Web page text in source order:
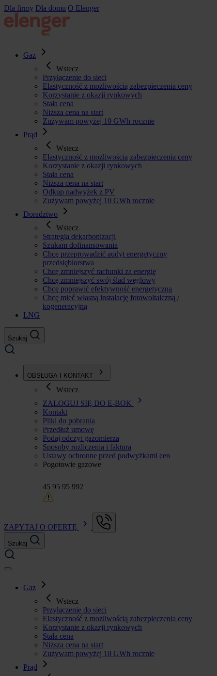
Przejdź
do
treści
Dla firmy Dla domu O Elenger
Gaz
Wstecz
Przyłączenie do sieci
Elastyczność z możliwością zabezpieczenia ceny
Korzystanie z okazji rynkowych
Stała cena
Niższa cena na start
Zużywam powyżej 10 GWh rocznie
Prąd
Wstecz
Elastyczność z możliwością zabezpieczenia ceny
Korzystanie z okazji rynkowych
Stała cena
Niższa cena na start
Odkup nadwyżek z PV
Zużywam powyżej 10 GWh rocznie
Doradztwo
Wstecz
Strategia dekarbonizacji
Szukam dofinansowania
Chcę przeprowadzić audyt energetyczny
przedsiębiorstwa
Chcę zmniejszyć rachunki za energię
Chcę zmniejszyć swój ślad węglowy
Chcę poprawić efektywność energetyczną
Chcę mieć własną instalację fotowoltaiczną /
kogeneracyjną
LNG
Szukaj
OBSŁUGA I KONTAKT
Wstecz
ZALOGUJ SIĘ DO E-BOK
Kontakt
Pliki do pobrania
Przedłuż umowę
Podaj odczyt gazomierza
Sposoby rozliczenia i faktura
Ustawy ochronne przed podwyżkami cen
Pogotowie gazowe
45 95 95 992
ZAPYTAJ O OFERTĘ
Szukaj
Gaz
Wstecz
Przyłączenie do sieci
Elastyczność z możliwością zabezpieczenia ceny
Korzystanie z okazji rynkowych
Stała cena
Niższa cena na start
Zużywam powyżej 10 GWh rocznie
Prąd